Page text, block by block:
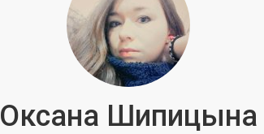
Оксана Шипицына